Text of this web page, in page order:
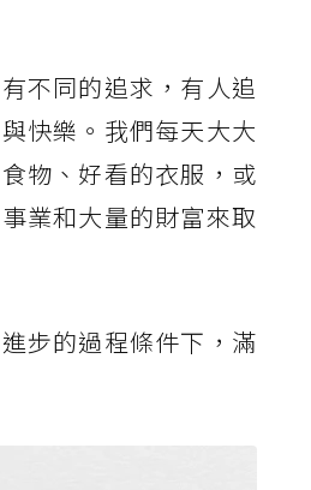
不同的追求，有人追
快樂。我們每天大大
物、好看的衣服，或
業和大量的財富來取
步的過程條件下，滿